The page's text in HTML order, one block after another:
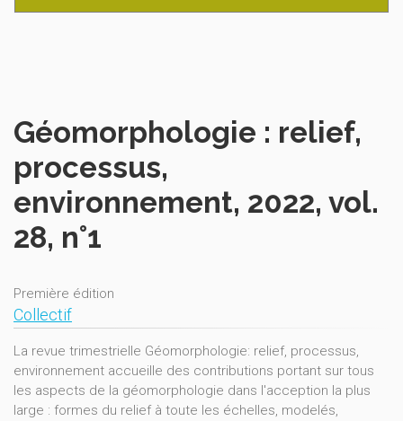
Géomorphologie : relief,
processus,
environnement, 2022, vol.
28, n°1
Première édition
Collectif
La revue trimestrielle Géomorphologie: relief, processus,
environnement accueille des contributions portant sur tous
les aspects de la géomorphologie dans l'acception la plus
large : formes du relief à toute les échelles, modelés,